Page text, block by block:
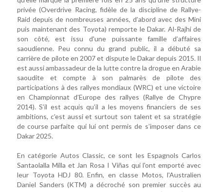
privée (Overdrive Racing, fidèle de la discipline de Rallye-
Raid depuis de nombreuses années, d’abord avec des Mini
puis maintenant des Toyota) remporte le Dakar. Al-Rajhi de
son côté, est issu d'une puissante famille d’affaires
saoudienne. Peu connu du grand public, il a débuté sa
carrière de pilote en 2007 et dispute le Dakar depuis 2015. Il
est aussi ambassadeur de la lutte contre la drogue en Arabie
saoudite et compte à son palmarès de pilote des
participations à des rallyes mondiaux (WRC) et une victoire
en Championnat d’Europe des rallyes (Rallye de Chypre
2014). S’il est acquis qu’il a les moyens financiers de ses
ambitions, c’est aussi et surtout son talent et sa stratégie
de course parfaite qui lui ont permis de s’imposer dans ce
Dakar 2025.
En catégorie Autos Classic, ce sont les Espagnols Carlos
Santaolalla Milla et Jan Rosa I Viñas qui l'ont emporté avec
leur Toyota HDJ 80. Enfin, en classe Motos, l'Australien
Daniel Sanders (KTM) a décroché son premier succès au